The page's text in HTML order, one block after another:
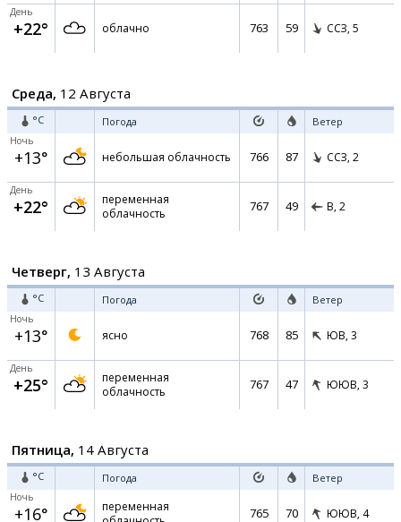
День
+22° облачно 763 59 ССЗ, 5
Среда, 12 Августа
°C Погода Ветер
Ночь
+13° небольшая облачность 766 87 ССЗ, 2
День
+22°
переменная
облачность
767 49 В, 2
Четверг, 13 Августа
°C Погода Ветер
Ночь
+13° ясно 768 85 ЮВ, 3
День
+25°
переменная
облачность
767 47 ЮЮВ, 3
Пятница, 14 Августа
°C Погода Ветер
Ночь
+16°
переменная
765 70 ЮЮВ, 4